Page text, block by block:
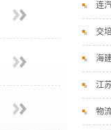
连
交
海
江
物